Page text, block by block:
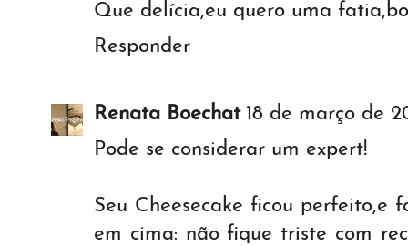
Que delícia,eu quero uma
Responder
Renata Boechat 18 de março de
Pode se considerar um expert!
Seu Cheesecake ficou perfeito,e
em cima: não fique triste com